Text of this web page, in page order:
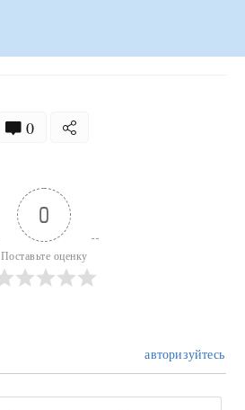
0
0
Поставьте оценку
авторизуйтесь